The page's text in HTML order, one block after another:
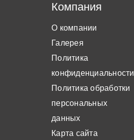
Компания
О компании
Галерея
Политика
конфиденциальности
Политика обработки
персональных
данных
Карта сайта